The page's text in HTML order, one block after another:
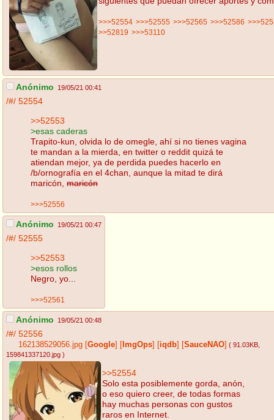
>>>52554 >>>52555 >>>52565 >>>52586
>>52819 >>>53110
Anónimo 19/05/21 00:41
/#/ 52554
>>52553
>esas caderas
Trapito-kun, olvida lo de omegle, ahí si no tienes vagina
te mandan a la mierda, en twitter o reddit quizá te
atiendan mejor, ya de perdida puedes hacerlo en
/b/ornografía en el 4chan, aunque la mitad te dirá
maricón, maricón
>>>52556
Anónimo 19/05/21 00:47
/#/ 52555
>>52553
>esos rollos
Negro, yo...
>>>52561
Anónimo 19/05/21 00:48
/#/ 52556
162138529056.jpg Google ImgOps iqdb SauceNAO ( 91.03KB
159841337120.jpg )
>>52554
Solo esta posiblemente gorda, anón,
o eso quiero creer, de todas formas
hay muchas personas con gustos
raros en Internet.